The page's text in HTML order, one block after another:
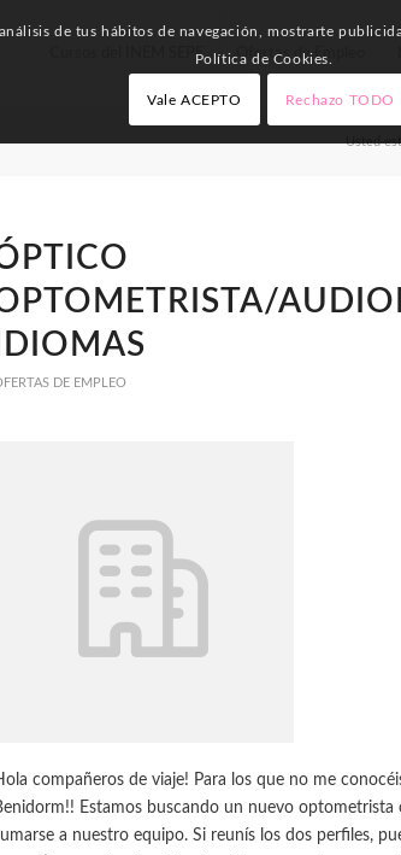
Cursos del INEM SEPE Ofertas de Empleo
Usted
IDIOMAS
DE EMPLEO
compañeros de viaje! Para los que no me
Estamos buscando un nuevo
a nuestro equipo. Si reunís los dos perfiles,
de tus hábitos de navegación, mostrarte
Política de Cookies.
Vale ACEPTO Rechazo TODO